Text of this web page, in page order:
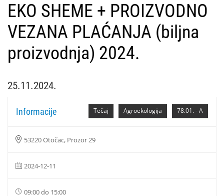
EKO SHEME + PROIZVODNO
VEZANA PLAĆANJA (biljna
proizvodnja) 2024.
25.11.2024.
78.01. - A
Agroekologija
Tečaj
Informacije
53220 Otočac, Prozor 29
2024-12-11
09:00 do 15:00